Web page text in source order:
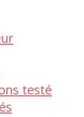
testé